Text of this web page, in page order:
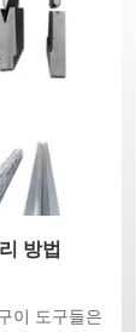
방법
이 도구들은